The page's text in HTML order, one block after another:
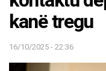
kanë tregu
16/10/2025 - 22:36